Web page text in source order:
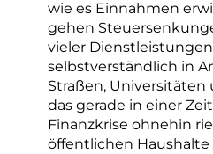
wie es Einnahmen
gehen
vieler
selbstverständlich in
Straßen, Universitäten
das gerade in einer
Finanzkrise ohnehin
öffentlichen Haushalte